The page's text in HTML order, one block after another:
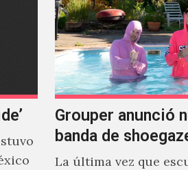
Grouper anunció
banda de
La última vez que